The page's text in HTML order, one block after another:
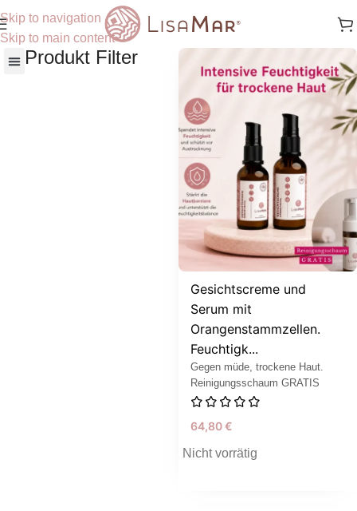
Skip to navigation
Skip to main content
Produkt Filter
Gesichtscreme und
Serum mit
Orangenstammzellen.
Feuchtigk...
Gegen müde, trockene Haut.
Reinigungsschaum GRATIS
64,80€
Nicht vorrätig